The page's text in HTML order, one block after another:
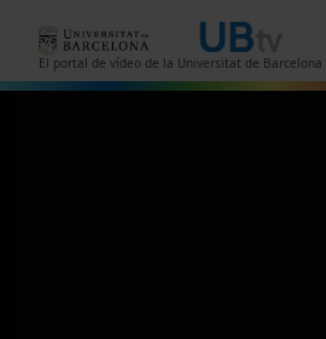
El portal de vídeo de la Universitat de Barcelona